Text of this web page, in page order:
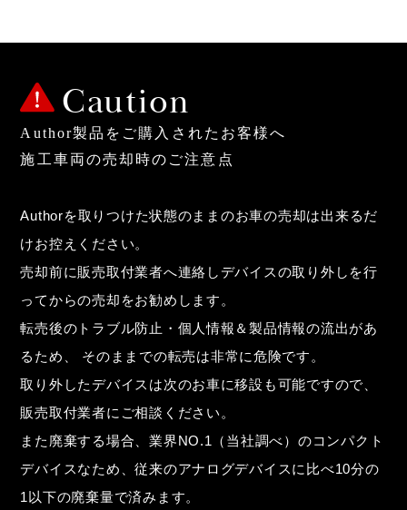
Caution
Author製品をご購入されたお客様へ
施工車両の売却時のご注意点
Authorを取りつけた状態のままのお車の売却は出来るだ
けお控えください。
売却前に販売取付業者へ連絡しデバイスの取り外しを行
ってからの売却をお勧めします。
転売後のトラブル防止・個人情報＆製品情報の流出があ
るため、
そのままでの転売は非常に危険です。
取り外したデバイスは次のお車に移設も可能ですので、
販売取付業者にご相談ください。
また廃棄する場合、業界NO.1（当社調べ）のコンパクト
デバイスなため、従来のアナログデバイスに比べ10分の
1以下の廃棄量で済みます。